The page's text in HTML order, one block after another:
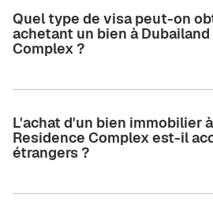
Quel type de visa peut-on
achetant un bien à
Complex ?
L'achat d'un bien immobilier
Residence Complex est-il
étrangers ?